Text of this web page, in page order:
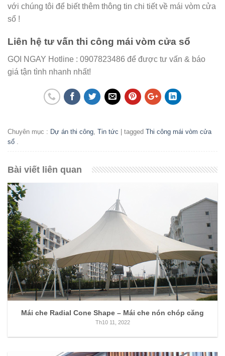
với chúng tôi để biết thêm thông tin chi tiết về mái vòm cửa
sổ !
Liên hệ tư vấn thi công mái vòm cửa sổ
GỌI NGAY Hotline : 0907823486 để được tư vấn & báo
giá tận tình nhanh nhất!
Chuyên mục : Dự án thi công, Tin tức | tagged Thi công mái vòm cửa
sổ .
Bài viết liên quan
Mái che Radial Cone Shape – Mái che nón chóp căng
Th10 11, 2022